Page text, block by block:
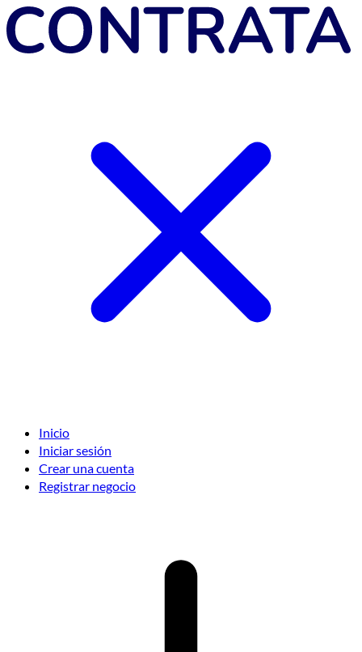
Inicio
Iniciar sesión
Crear una cuenta
Registrar negocio